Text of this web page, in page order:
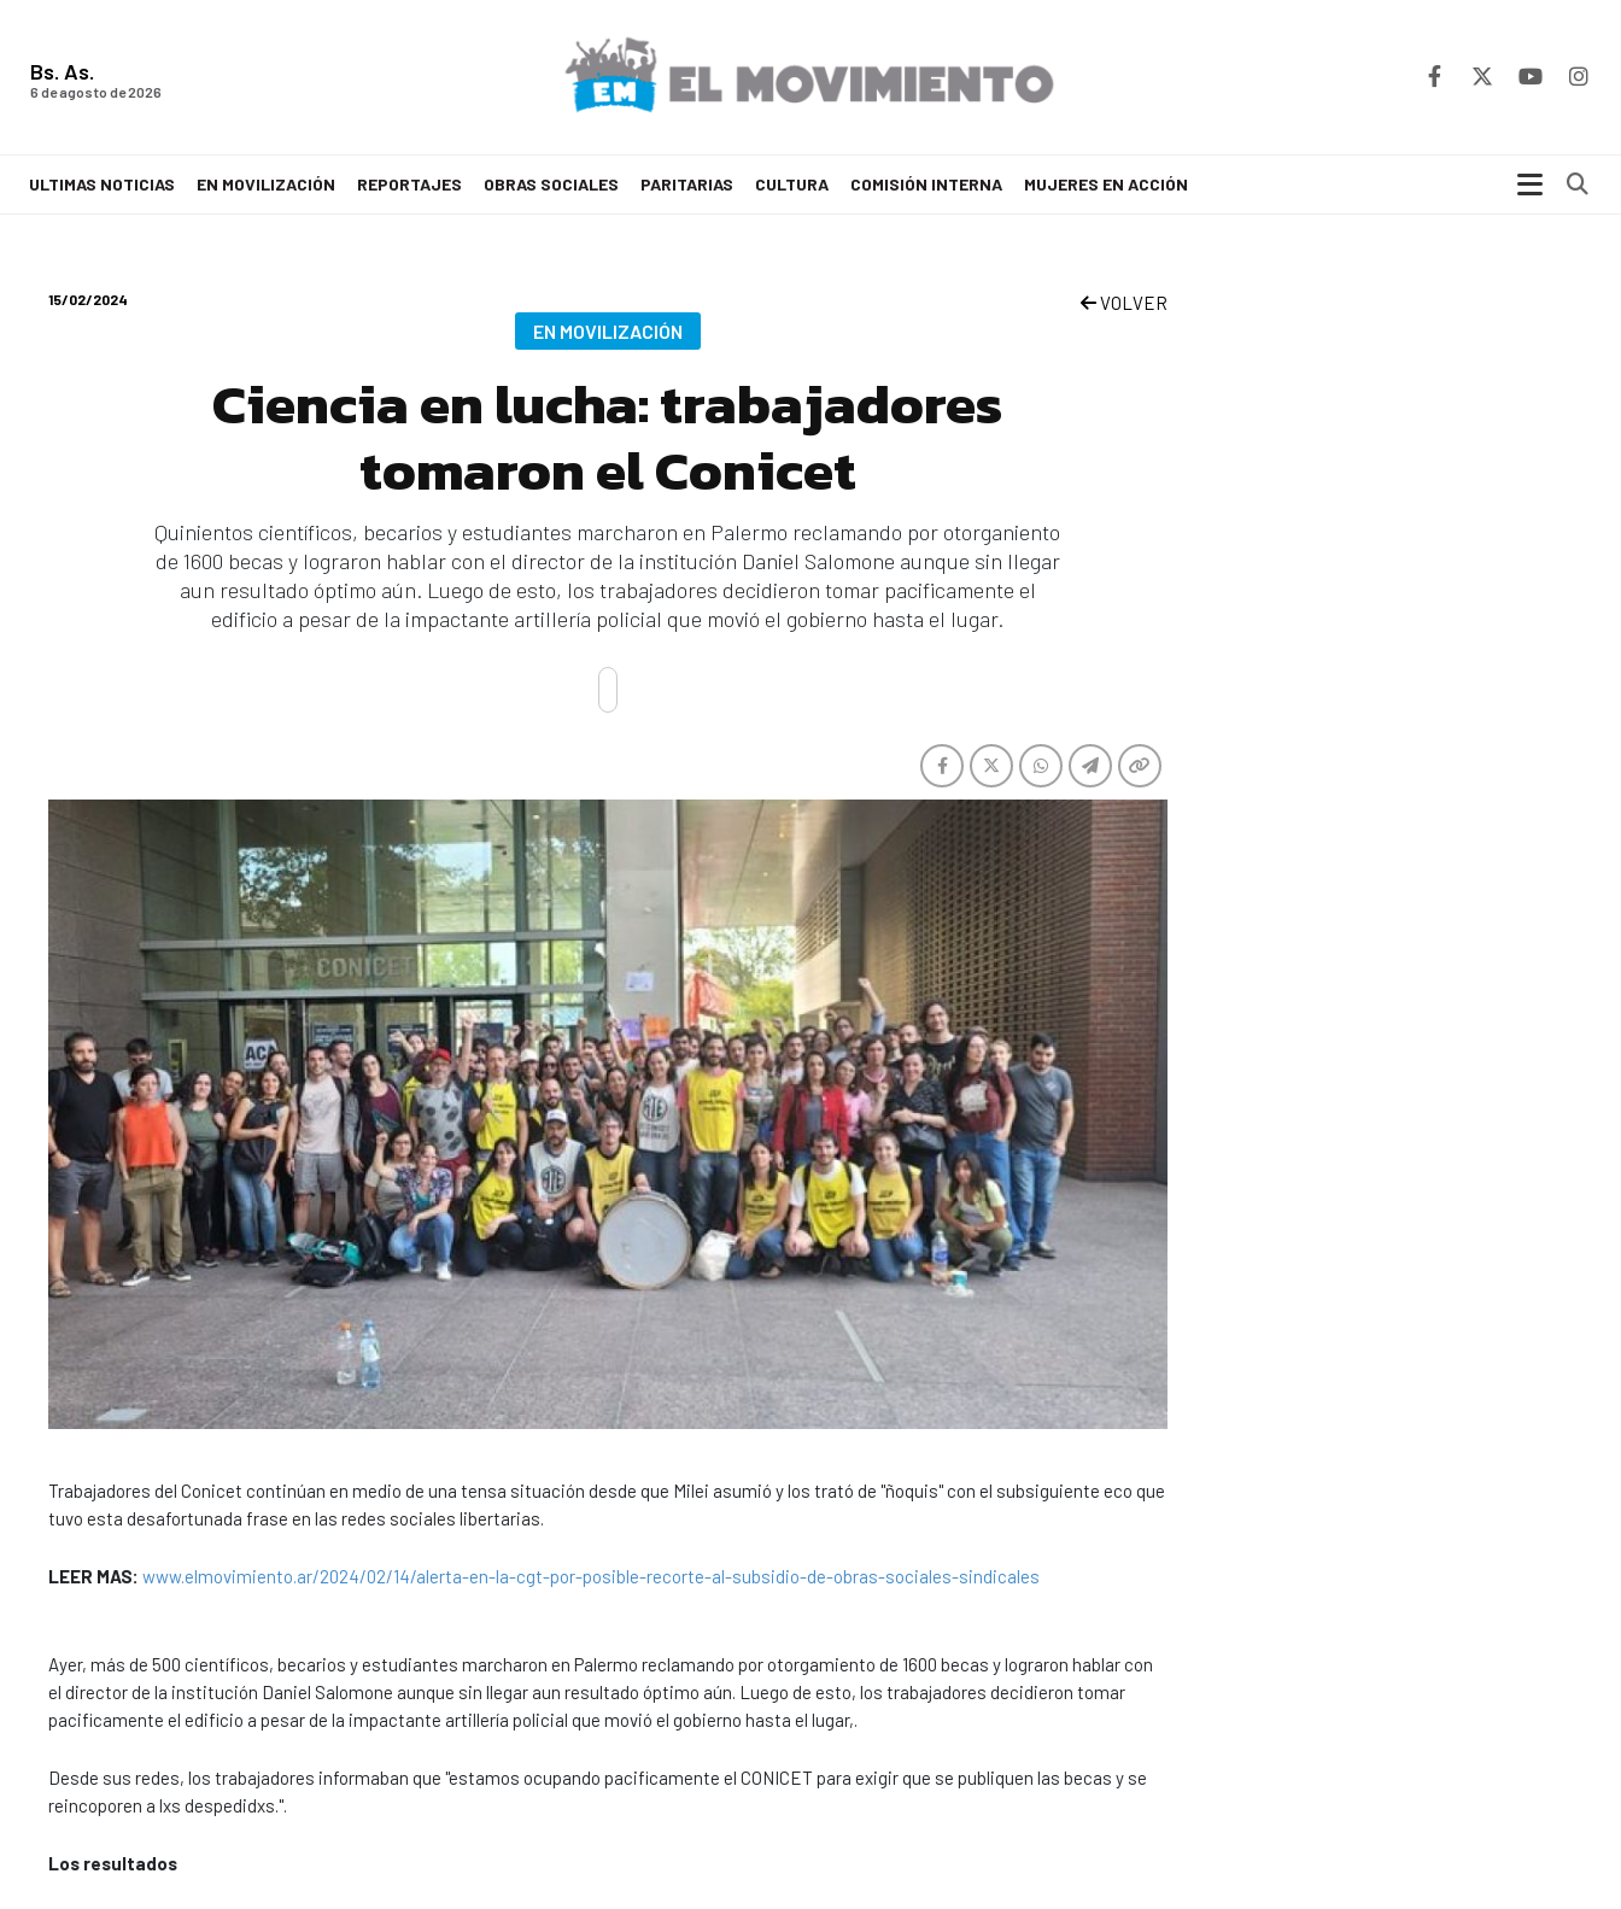
Bs. As.
6 de agosto de 2026
ULTIMAS NOTICIAS EN MOVILIZACIÓN REPORTAJES OBRAS SOCIALES PARITARIAS CULTURA COMISIÓN INTERNA MUJERES EN ACCIÓN
15/02/2024 VOLVER
EN MOVILIZACIÓN
Ciencia en lucha: trabajadores
tomaron el Conicet
Quinientos científicos, becarios y estudiantes marcharon en Palermo reclamando por otorganiento
de 1600 becas y lograron hablar con el director de la institución Daniel Salomone aunque sin llegar
aun resultado óptimo aún. Luego de esto, los trabajadores decidieron tomar pacificamente el
edificio a pesar de la impactante artillería policial que movió el gobierno hasta el lugar.
Trabajadores del Conicet continúan en medio de una tensa situación desde que Milei asumió y los trató de "ñoquis" con el subsiguiente eco que
tuvo esta desafortunada frase en las redes sociales libertarias.
LEER MAS: www.elmovimiento.ar/2024/02/14/alerta-en-la-cgt-por-posible-recorte-al-subsidio-de-obras-sociales-sindicales
Ayer, más de 500 científicos, becarios y estudiantes marcharon en Palermo reclamando por otorgamiento de 1600 becas y lograron hablar con
el director de la institución Daniel Salomone aunque sin llegar aun resultado óptimo aún. Luego de esto, los trabajadores decidieron tomar
pacificamente el edificio a pesar de la impactante artillería policial que movió el gobierno hasta el lugar,.
Desde sus redes, los trabajadores informaban que "estamos ocupando pacificamente el CONICET para exigir que se publiquen las becas y se
reincoporen a lxs despedidxs.".
Los resultados